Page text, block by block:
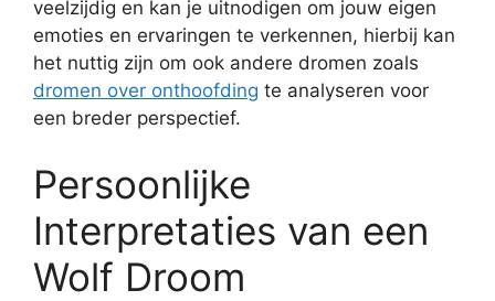
veelzijdig en kan je uitnodigen om jouw eigen
emoties en ervaringen te verkennen, hierbij kan
het nuttig zijn om ook andere dromen zoals
dromen over onthoofding te analyseren voor
een breder perspectief.
Persoonlijke
Interpretaties van een
Wolf Droom